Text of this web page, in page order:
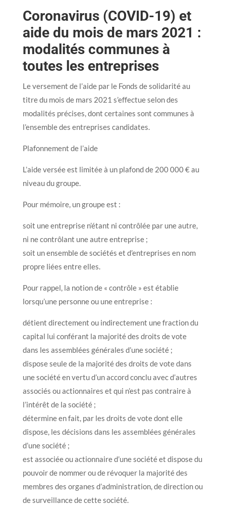
Coronavirus (COVID-19) et
aide du mois de mars 2021 :
modalités communes à
toutes les entreprises
Le versement de l’aide par le Fonds de solidarité au
titre du mois de mars 2021 s’effectue selon des
modalités précises, dont certaines sont communes à
l’ensemble des entreprises candidates.
Plafonnement de l’aide
L’aide versée est limitée à un plafond de 200 000 € au
niveau du groupe.
Pour mémoire, un groupe est :
soit une entreprise n’étant ni contrôlée par une autre,
ni ne contrôlant une autre entreprise ;
soit un ensemble de sociétés et d’entreprises en nom
propre liées entre elles.
Pour rappel, la notion de « contrôle » est établie
lorsqu’une personne ou une entreprise :
détient directement ou indirectement une fraction du
capital lui conférant la majorité des droits de vote
dans les assemblées générales d’une société ;
dispose seule de la majorité des droits de vote dans
une société en vertu d’un accord conclu avec d’autres
associés ou actionnaires et qui n’est pas contraire à
l’intérêt de la société ;
détermine en fait, par les droits de vote dont elle
dispose, les décisions dans les assemblées générales
d’une société ;
est associée ou actionnaire d’une société et dispose du
pouvoir de nommer ou de révoquer la majorité des
membres des organes d’administration, de direction ou
de surveillance de cette société.